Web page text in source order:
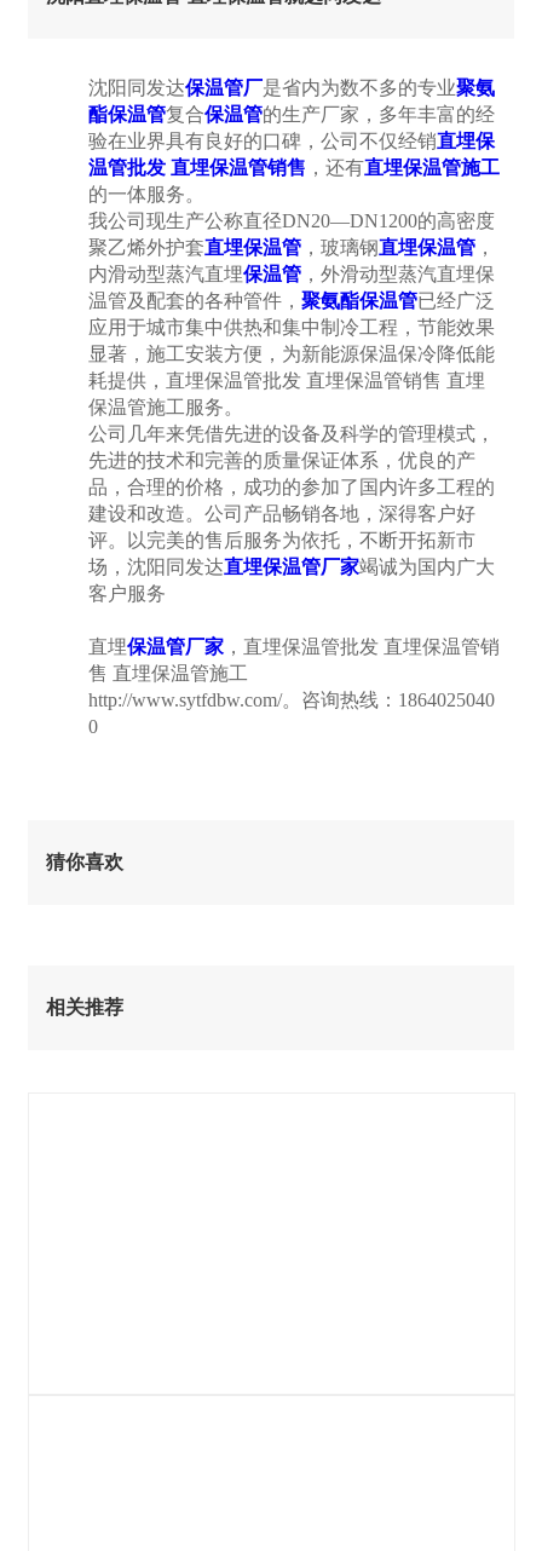
沈阳同发达保温管厂是省内为数不多的专业聚氨
酯保温管复合保温管的生产厂家，多年丰富的经
验在业界具有良好的口碑，公司不仅经销直埋保
温管批发 直埋保温管销售 ，还有直埋保温管施工
的一体服务。
我公司现生产公称直径DN20—DN1200的高密度
聚乙烯外护套直埋保温管 ，玻璃钢直埋保温管 ，
内滑动型蒸汽直埋保温管 ，外滑动型蒸汽直埋保
温管及配套的各种管件， 聚氨酯保温管已经广泛
应用于城市集中供热和集中制冷工程，节能效果
显著，施工安装方便，为新能源保温保冷降低能
耗提供，直埋保温管批发 直埋保温管销售 直埋
保温管施工服务。
公司几年来凭借先进的设备及科学的管理模式，
先进的技术和完善的质量保证体系，优良的产
品，合理的价格，成功的参加了国内许多工程的
建设和改造。公司产品畅销各地，深得客户好
评。以完美的售后服务为依托，不断开拓新市
场，沈阳同发达直埋保温管厂家竭诚为国内广大
客户服务
直埋保温管厂家 ，直埋保温管批发 直埋保温管销
售 直埋保温管施工
http://www.sytfdbw.com/。咨询热线：1864025040
0
猜你喜欢
相关推荐